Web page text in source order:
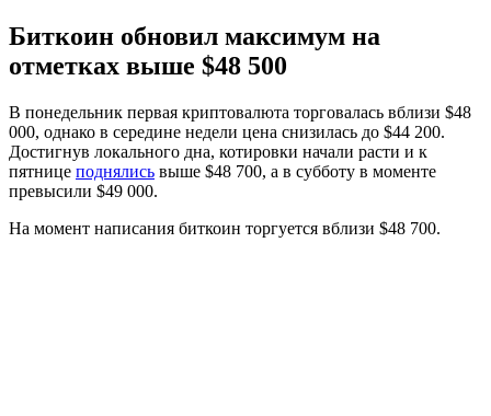
Биткоин обновил максимум на
отметках выше $48 500
В понедельник первая криптовалюта торговалась вблизи $48
000, однако в середине недели цена снизилась до $44 200.
Достигнув локального дна, котировки начали расти и к
пятнице поднялись выше $48 700, а в субботу в моменте
превысили $49 000.
На момент написания биткоин торгуется вблизи $48 700.